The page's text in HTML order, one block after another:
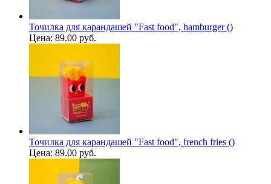
Точилка для карандашей "Fast food", hamburger ()
Цена: 89.00 руб.
Точилка для карандашей "Fast food", french fries ()
Цена: 89.00 руб.